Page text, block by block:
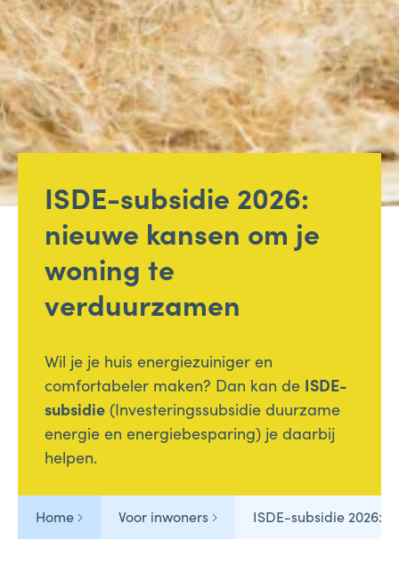
ISDE-subsidie 2026:
nieuwe kansen om je
woning te
verduurzamen
Wil je je huis energiezuiniger en
comfortabeler maken? Dan kan de ISDE-
subsidie (Investeringssubsidie duurzame
energie en energiebesparing) je daarbij
helpen.
Home Voor inwoners ISDE-subsidie 2026: